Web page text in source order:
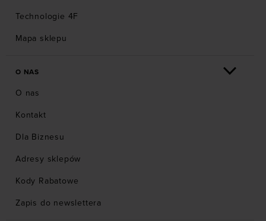
Technologie 4F
Mapa sklepu
O NAS
O nas
Kontakt
Dla Biznesu
Adresy sklepów
Kody Rabatowe
Zapis do newslettera